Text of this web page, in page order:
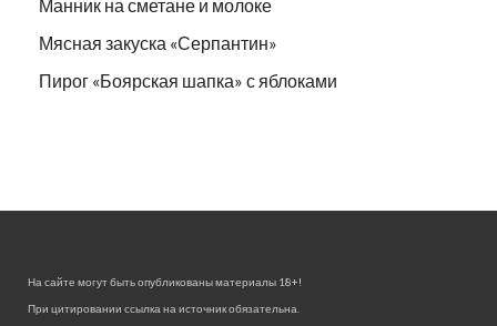
Манник на сметане и молоке
Мясная закуска «Серпантин»
Пирог «Боярская шапка» с яблоками
На сайте могут быть опубликованы материалы 18+!
При цитировании ссылка на источник обязательна.